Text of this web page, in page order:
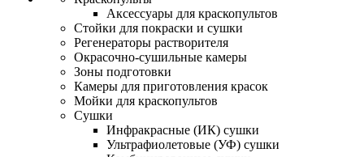
Аксессуары для краскопультов
Стойки для покраски и сушки
Регенераторы растворителя
Окрасочно-сушильные камеры
Зоны подготовки
Камеры для приготовления красок
Мойки для краскопультов
Сушки
Инфракрасные (ИК) сушки
Ультрафиолетовые (УФ) сушки